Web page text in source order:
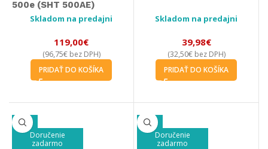
500e (SHT 500AE)
Skladom na predajni
119,00€
(96,75€bez DPH)
PRIDAŤ DO KOŠÍKA
Skladom na predajni
39,98€
(32,50€bez DPH)
PRIDAŤ DO KOŠÍKA
-34%
Doručenie
zadarmo
-29%
Doručenie
zadarmo